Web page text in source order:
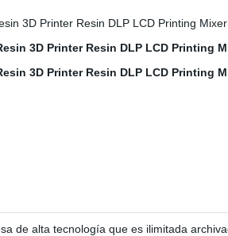
de alta tecnología que es ilimitada